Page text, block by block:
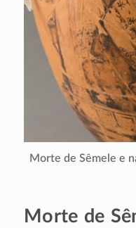
Morte de Sêmele e
Morte de